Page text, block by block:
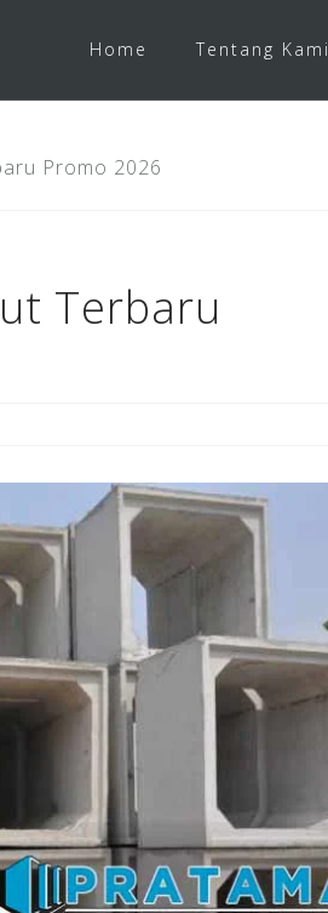
Home Tentang Kami
Promo 2026
Terbaru